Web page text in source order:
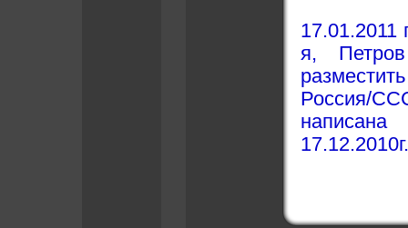
17.01.2011
я,
Россия/
17.12.2010г.